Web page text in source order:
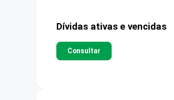
Dívidas ativas e vencidas
Consultar